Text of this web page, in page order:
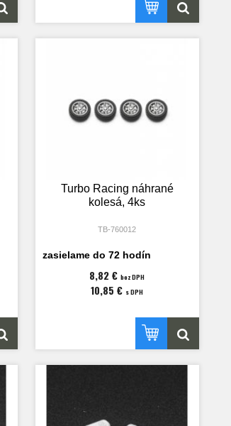
Turbo Racing náhrané
kolesá, 4ks
TB-760012
zasielame do 72 hodín
8,82 €bez DPH
10,85 € s DPH